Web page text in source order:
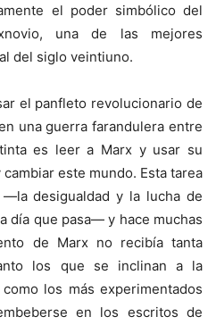
el poder simbólico del
una de las mejores
del siglo veintiuno.
el panfleto revolucionario de
una guerra farandulera entre
es leer a Marx y usar su
este mundo. Esta tarea
desigualdad y la lucha de
día que pasa— y hace muchas
de Marx no recibía tanta
los que se inclinan a la
los más experimentados
en los escritos de